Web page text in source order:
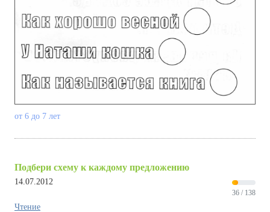
от 6 до 7 лет
Подбери схему к каждому предложению
14.07.2012
36 / 138
Чтение